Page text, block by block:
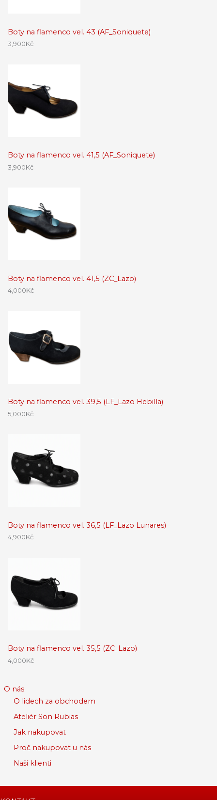
Boty na flamenco vel. 43 (AF_Soniquete)
3,900Kč
Boty na flamenco vel. 41,5 (AF_Soniquete)
3,900Kč
Boty na flamenco vel. 41,5 (ZC_Lazo)
4,000Kč
Boty na flamenco vel. 39,5 (LF_Lazo Hebilla)
5,000Kč
Boty na flamenco vel. 36,5 (LF_Lazo Lunares)
4,900Kč
Boty na flamenco vel. 35,5 (ZC_Lazo)
4,000Kč
O nás
O lidech za obchodem
Ateliér Son Rubias
Jak nakupovat
Proč nakupovat u nás
Naši klienti